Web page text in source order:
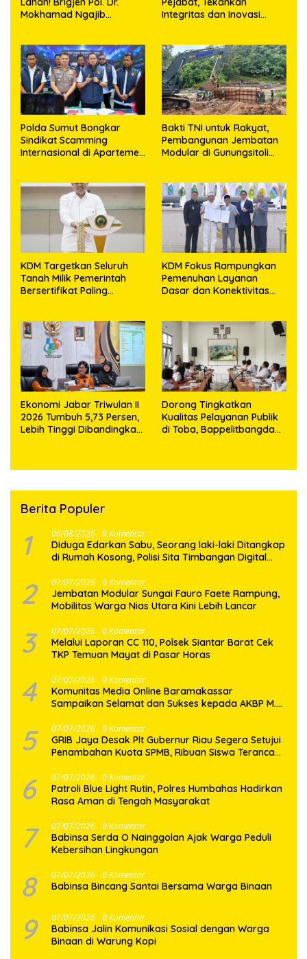
Mokhamad Ngajib
Masa Depan!
Integritas dan Inovasi
Polda Sumut Bongkar
Sindikat Scamming
Internasional di Apartemen
Bakti TNI untuk Rakyat,
Pembangunan Jembatan
Modular di Gunungsitoli
KDM Targetkan Seluruh
Tanah Milik Pemerintah
Bersertifikat Paling
KDM Fokus Rampungkan
Pemenuhan Layanan
Dasar dan Konektivitas
Ekonomi Jabar Triwulan II
2026 Tumbuh 5,73 Persen,
Lebih Tinggi Dibandingkan
Dorong Tingkatkan
Kualitas Pelayanan Publik
di Toba, Bappelitbangda
Berita Populer
1 06/08/2026 0 Komentar
Diduga Edarkan Sabu, Seorang laki-laki Ditangkap
di Rumah Kosong, Polisi Sita Timbangan Digital
2 07/07/2026 0 Komentar
Jembatan Modular Sungai Fauro Faete Rampung,
Mobilitas Warga Nias Utara Kini Lebih Lancar
3 07/07/2026 0 Komentar
Melalui Laporan CC 110, Polsek Siantar Barat Cek
TKP Temuan Mayat di Pasar Horas
4 07/07/2026 0 Komentar
Komunitas Media Online Baramakassar
Sampaikan Selamat dan Sukses kepada AKBP M.
5 07/07/2026 0 Komentar
GRIB Jaya Desak Plt Gubernur Riau Segera Setujui
Penambahan Kuota SPMB, Ribuan Siswa Terancam
6 07/07/2026 0 Komentar
Patroli Blue Light Rutin, Polres Humbahas Hadirkan
Rasa Aman di Tengah Masyarakat
7 07/07/2026 0 Komentar
Babinsa Serda O Nainggolan Ajak Warga Peduli
Kebersihan Lingkungan
8 07/07/2026 0 Komentar
Babinsa Bincang Santai Bersama Warga Binaan
9 07/07/2026 0 Komentar
Babinsa Jalin Komunikasi Sosial dengan Warga
Binaan di Warung Kopi